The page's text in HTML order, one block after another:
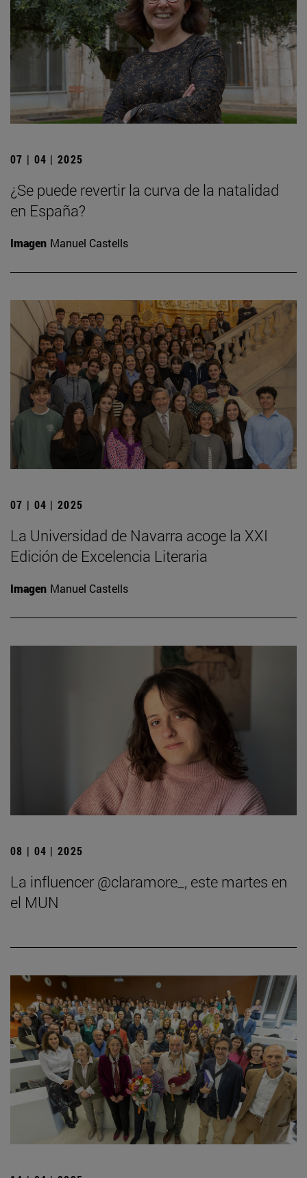
07 | 04 | 2025
¿Se puede revertir la curva de la natalidad
en España?
Imagen Manuel Castells
07 | 04 | 2025
La Universidad de Navarra acoge la XXI
Edición de Excelencia Literaria
Imagen Manuel Castells
08 | 04 | 2025
La influencer @claramore_, este martes en
el MUN